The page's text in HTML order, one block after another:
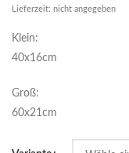
Lieferzeit: nicht angegeben
Klein:
40x16cm
Groß:
60x21cm